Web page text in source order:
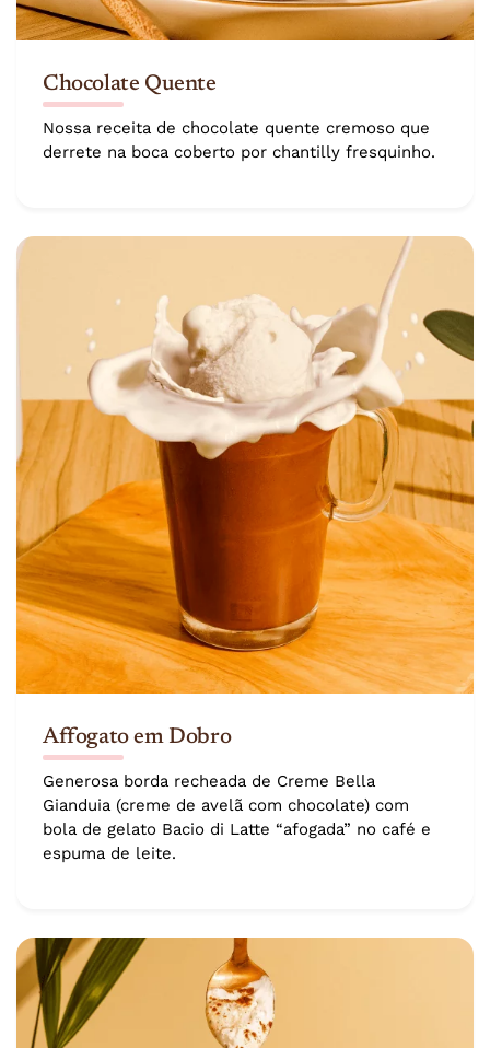
Chocolate Quente
Nossa receita de chocolate quente cremoso que
derrete na boca coberto por chantilly fresquinho.
Affogato em Dobro
Generosa borda recheada de Creme Bella
Gianduia (creme de avelã com chocolate) com
bola de gelato Bacio di Latte “afogada” no café e
espuma de leite.